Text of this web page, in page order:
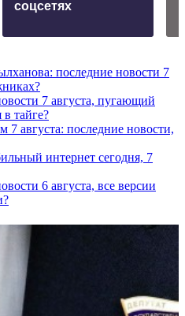
соцсетях
последние новости 7
7 августа, пугающий
в тайге?
августа: последние новости,
интернет сегодня, 7
6 августа, все версии